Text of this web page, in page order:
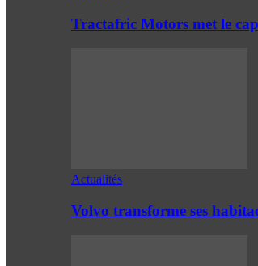
Tractafric Motors met le
Actualités
Volvo transforme ses